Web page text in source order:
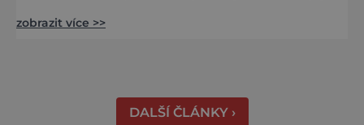
tráva svěží a horizont nekonečný. A právě v
shromažďují statisíce zvířat. Více než 1,5
milionu pakoňů, dop
zobrazit více >>
DALŠÍ ČLÁNKY ›